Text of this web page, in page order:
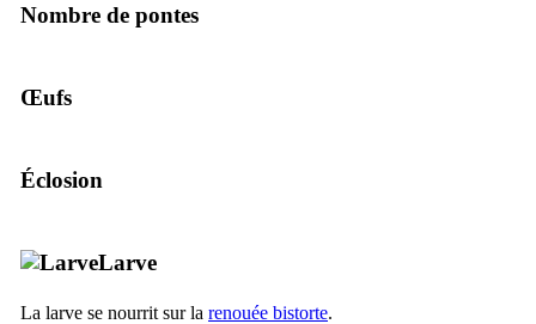
Nombre de pontes
Œufs
Éclosion
Larve
La larve se nourrit sur la renouée bistorte.